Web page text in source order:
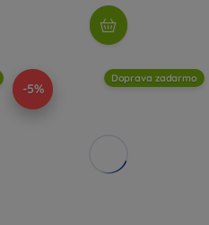
-5%
Doprava zadarmo